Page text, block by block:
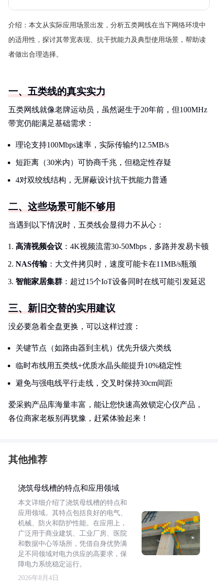
介绍： 本文从实际应用场景出发，分析五类网线在当下网络环境中
的适用性，探讨其带宽表现、抗干扰能力及典型使用场景，帮助读
者做出合理选择。
一、五类线的真实实力
五类网线就像老牌运动员，虽然诞生于20年前，但100MHz
带宽仍能满足基础需求：
理论支持100Mbps速率，实际传输约12.5MB/s
短距离（30米内）可协商千兆，但稳定性存疑
4对双绞线结构，无屏蔽设计抗干扰能力普通
二、这些场景可能不够用
当遇到以下情况时，五类线会显得力不从心：
高清视频会议 ：4K视频流需30-50Mbps，多路并发易卡顿
NAS传输：大文件拷贝时，速度可能卡在11MB/s瓶颈
智能家居集群 ：超过15个IoT设备同时在线可能引发延迟
三、新旧交替的实用建议
没必要急着全盘更换，可以这样过渡：
关键节点（如路由器到主机）优先升级六类线
临时布线用五类线+优质水晶头能提升10%稳定性
避免与强电线平行走线，交叉时保持30cm间距
爱采购产品库海量丰富，能让您快速高效锁定心仪产品，
各位商家老板别再犹豫，赶紧体验起来！
其他推荐
浇筑母线槽的特点和应用领域
本文详细介绍了浇筑母线槽的特点和
应用领域。其特点包括良好的电气、
机械、防火和防护性能。在应用上，
广泛用于商业建筑、工业厂房、医院
和数据中心等场所，凭借自身优势满
足不同领域对电力供应的高要求，保
障电力系统稳定运行。
2026年8月4日